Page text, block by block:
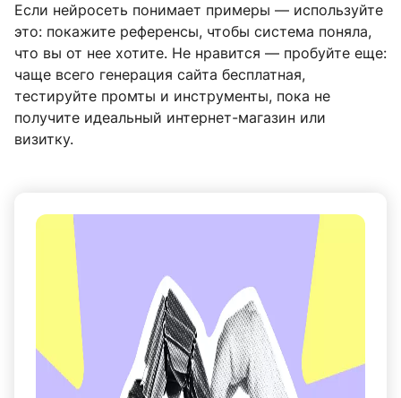
Если нейросеть понимает примеры — используйте
это: покажите референсы, чтобы система поняла,
что вы от нее хотите. Не нравится — пробуйте еще:
чаще всего генерация сайта бесплатная,
тестируйте промты и инструменты, пока не
получите идеальный интернет-магазин или
визитку.